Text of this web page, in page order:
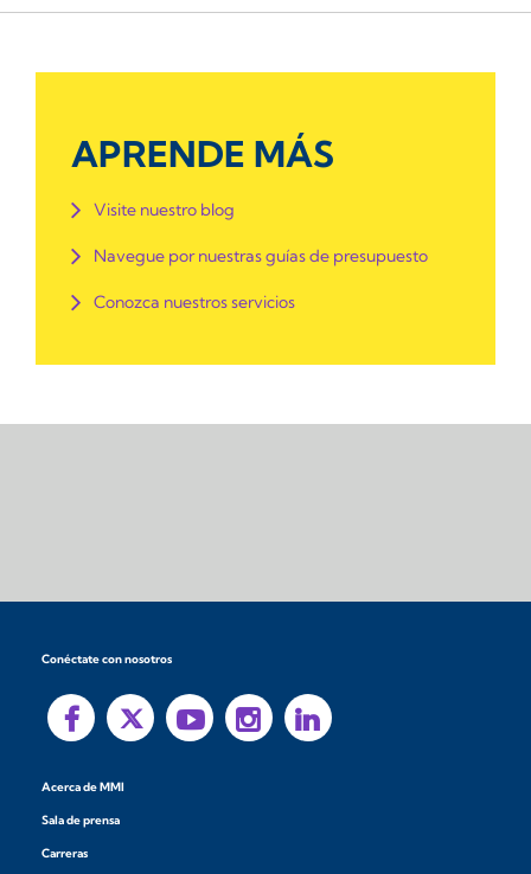
APRENDE MÁS
Visite nuestro blog
Navegue por nuestras guías de presupuesto
Conozca nuestros servicios
Conéctate con nosotros
Acerca de MMI
Sala de prensa
Carreras